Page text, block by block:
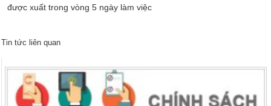
được xuất trong vòng 5 ngày làm việc
Tin tức liên quan